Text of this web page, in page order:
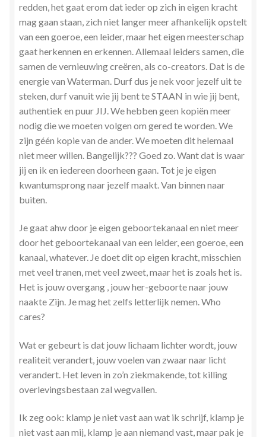
redden, het gaat erom dat ieder op zich in eigen kracht
mag gaan staan, zich niet langer meer afhankelijk opstelt
van een goeroe, een leider, maar het eigen meesterschap
gaat herkennen en erkennen. Allemaal leiders samen, die
samen de vernieuwing creëren, als co-creators. Dat is de
energie van Waterman. Durf dus je nek voor jezelf uit te
steken, durf vanuit wie jij bent te STAAN in wie jij bent,
authentiek en puur JIJ. We hebben geen kopiën meer
nodig die we moeten volgen om gered te worden. We
zijn géén kopie van de ander. We moeten dit helemaal
niet meer willen. Bangelijk??? Goed zo. Want dat is waar
jij en ik en iedereen doorheen gaan. Tot je je eigen
kwantumsprong naar jezelf maakt. Van binnen naar
buiten.
Je gaat ahw door je eigen geboortekanaal en niet meer
door het geboortekanaal van een leider, een goeroe, een
kanaal, whatever. Je doet dit op eigen kracht, misschien
met veel tranen, met veel zweet, maar het is zoals het is.
Het is jouw overgang , jouw her-geboorte naar jouw
naakte Zijn. Je mag het zelfs letterlijk nemen. Who
cares?
Wat er gebeurt is dat jouw lichaam lichter wordt, jouw
realiteit verandert, jouw voelen van zwaar naar licht
verandert. Het leven in zo’n ziekmakende, tot killing
overlevingsbestaan zal wegvallen.
Ik zeg ook: klamp je niet vast aan wat ik schrijf, klamp je
niet vast aan mij, klamp je aan niemand vast, maar pak je